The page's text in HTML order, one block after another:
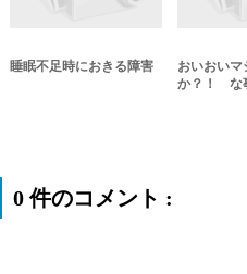
睡眠不足時におきる障害
おいおいマ
か？！ な
0 件のコメント :